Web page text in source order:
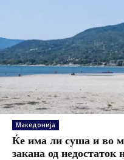
Македонија
Ќе има ли суша и во
закана од недостаток